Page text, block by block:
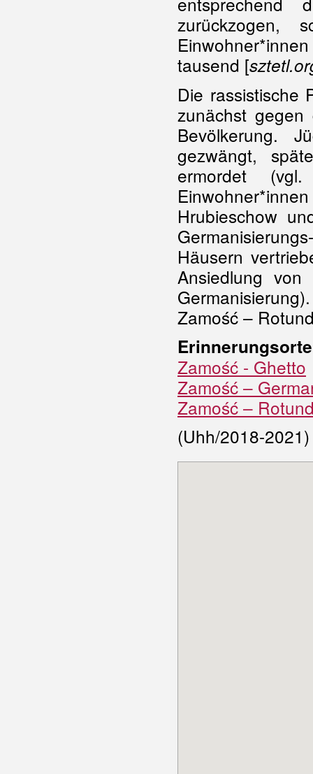
zurückzogen,
tausend [
Die rassistische
zunächst
Bevölkerung.
gezwängt,
ermordet
Hrubieschow
Häusern
Ansiedlung von
Zamość –
Zamość - Ghetto
Zamość –
Zamość –
(Uhh/2018-2021)